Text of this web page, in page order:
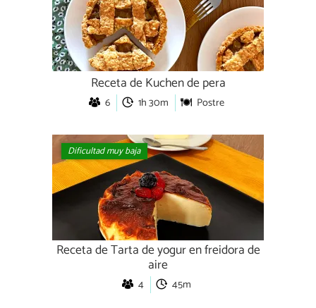
Receta de Kuchen de pera
6 1h 30m Postre
Dificultad muy baja
Receta de Tarta de yogur en freidora de
aire
4 45m